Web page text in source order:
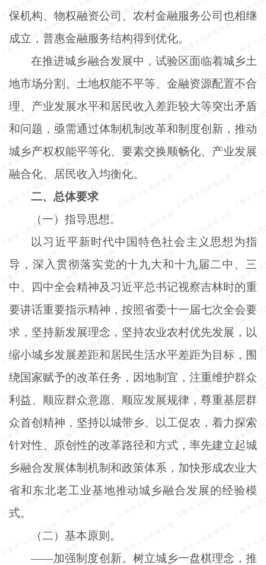
保机构、物权融资公司、农村金融服务公司也相继
成立，普惠金融服务结构得到优化。
在推进城乡融合发展中，试验区面临着城乡土
地市场分割、土地权能不平等、金融资源配置不合
理、产业发展水平和居民收入差距较大等突出矛盾
和问题，亟需通过体制机制改革和制度创新，推动
城乡产权权能平等化、要素交换顺畅化、产业发展
融合化、居民收入均衡化。
二、总体要求
（一）指导思想。
以习近平新时代中国特色社会主义思想为指
导，深入贯彻落实党的十九大和十九届二中、三
中、四中全会精神及习近平总书记视察吉林时的重
要讲话重要指示精神，按照省委十一届七次全会要
求，坚持新发展理念，坚持农业农村优先发展，以
缩小城乡发展差距和居民生活水平差距为目标，围
绕国家赋予的改革任务，因地制宜，注重维护群众
利益、顺应群众意愿、顺应发展规律，尊重基层群
众首创精神，坚持以城带乡、以工促农，着力探索
针对性、原创性的改革路径和方式，率先建立起城
乡融合发展体制机制和政策体系，加快形成农业大
省和东北老工业基地推动城乡融合发展的经验模
式。
（二）基本原则。
——加强制度创新。树立城乡一盘棋理念，推